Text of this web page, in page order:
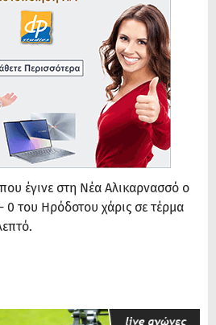
έγινε στη Νέα Αλικαρνασσό ο
0 του Ηρόδοτου χάρις σε τέρμα